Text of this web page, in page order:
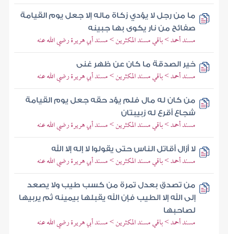
ما من رجل لا يؤدي زكاة ماله إلا جعل يوم القيامة
صفائح من نار يكوى بها جبينه
مسند أحمد > باقي مسند المكثرين > مسند أبي هريرة رضي الله عنه
خير الصدقة ما كان عن ظهر غنى
مسند أحمد > باقي مسند المكثرين > مسند أبي هريرة رضي الله عنه
من كان له مال فلم يؤد حقه جعل يوم القيامة
شجاع أقرع له زبيبتان
مسند أحمد > باقي مسند المكثرين > مسند أبي هريرة رضي الله عنه
لا أزال أقاتل الناس حتى يقولوا لا إله إلا الله
مسند أحمد > باقي مسند المكثرين > مسند أبي هريرة رضي الله عنه
من تصدق بعدل تمرة من كسب طيب ولا يصعد
إلى الله إلا الطيب فإن الله يقبلها بيمينه ثم يربيها
لصاحبها
مسند أحمد > باقي مسند المكثرين > مسند أبي هريرة رضي الله عنه